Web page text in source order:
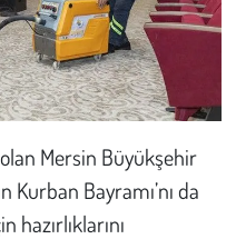
Mersin Büyükşehir
Bayramı’nı da